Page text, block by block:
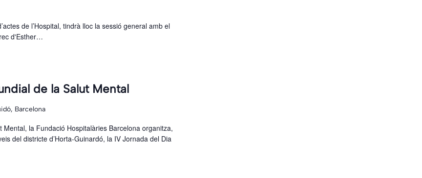
de l’Hospital, tindrà lloc la sessió general amb el
d'Esther…
de la Salut Mental
Barcelona
la Fundació Hospitalàries Barcelona organitza,
del districte d’Horta-Guinardó, la IV Jornada del Dia